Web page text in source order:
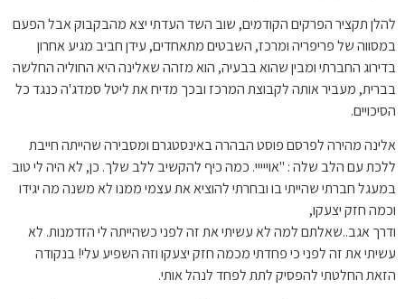
להלן תקציר הפרקים הקודמים, שוב השד העדתי יצא מהבקבוק אבל הפעם
במסווה של פריפריה ומרכז, השבטים מתאחדים, עידן חביב מגיע אחרון
בדירוג החברתי ומבין שהוא בבעיה, הוא מזהה שאלינה היא החוליה החלשה
בברית, מעביר אותה לקבוצת המרכז ובכך מדיח את ליטל סמדג'ה כנגד כל
הסיכויים.
אלינה מהירה לפרסם פוסט הבהרה באינסטגרם ומסבירה שהייתה חייבת
ללכת עם הלב שלה : "אוייייי. כמה כיף להקשיב ללב שלך. כן, לא היה לי טוב
במעגל חברתי שהייתי בו ובחרתי להוציא את עצמי ממנו לא משנה מה יגידו
וכמה חזק יצעקו,
ודרך אגב..שאלתם למה לא עשיתי את זה לפני כשהייתה לי הזדמנות. לא
עשיתי את זה לפני כי פחדתי מכמה חזק יצעקו וזה השפיע עלי! בנקודה
הזאת החלטתי להפסיק לתת לפחד לנהל אותי.